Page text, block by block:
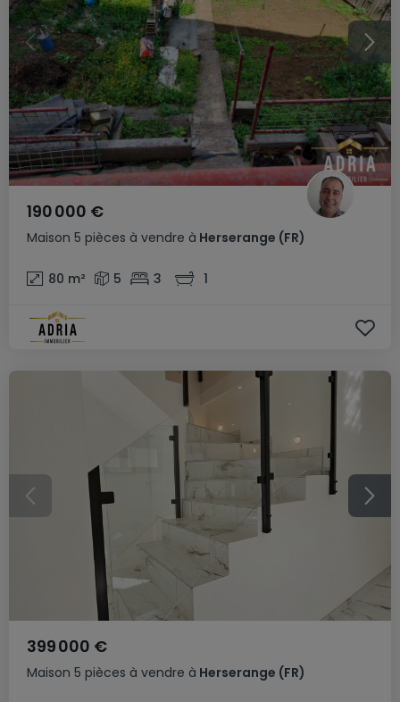
Maison 5 pièces à vendre à Herserange (FR)
190 000 €
80 m² 5 3 1
Maison 5 pièces à vendre à Herserange (FR)
399 000 €